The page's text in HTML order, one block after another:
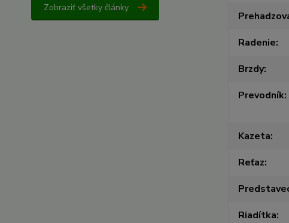
Zobraziť všetky články
Radenie
Brzdy
Prevodník
Kazeta
Reťaz
Riadítka